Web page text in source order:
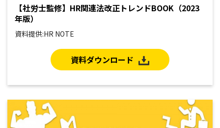
【社労士監修】HR関連法改正トレンドBOOK（2023
年版）
資料提供:HR NOTE
資料ダウンロード